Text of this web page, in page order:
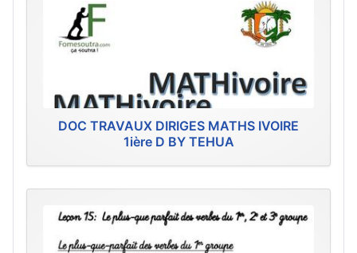
DOC TRAVAUX DIRIGES MATHS IVOIRE
1ière D BY TEHUA